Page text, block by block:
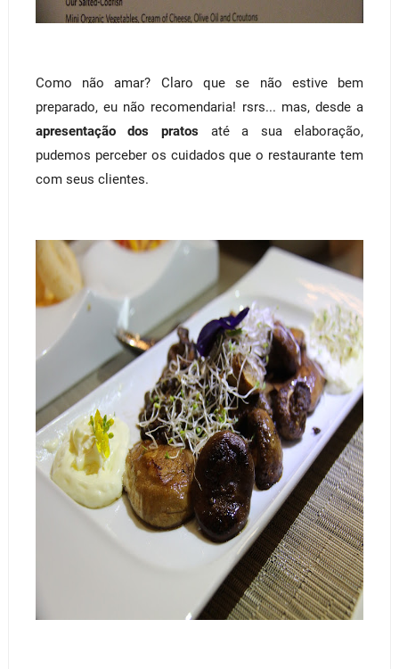
Como não amar? Claro que se não estive bem
preparado, eu não recomendaria! rsrs... mas, desde a
apresentação dos pratos até a sua elaboração,
pudemos perceber os cuidados que o restaurante tem
com seus clientes.